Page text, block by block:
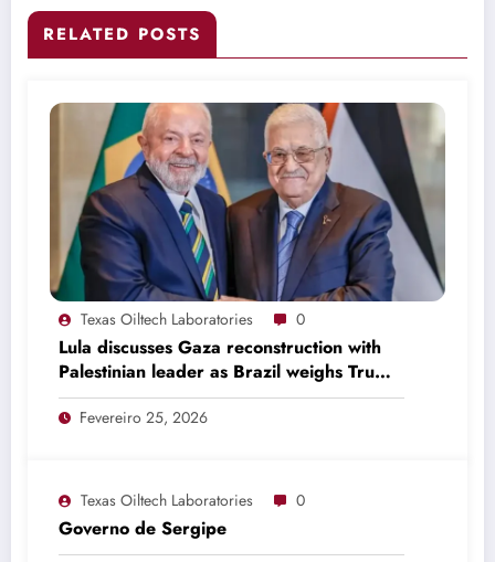
RELATED POSTS
Texas Oiltech Laboratories 0
Lula discusses Gaza reconstruction with
Palestinian leader as Brazil weighs Trump
invitation
Fevereiro 25, 2026
Texas Oiltech Laboratories 0
Governo de Sergipe